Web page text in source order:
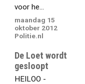
voor he...
maandag 15
oktober 2012
Politie.nl
De Loet wordt
gesloopt
HEILOO -